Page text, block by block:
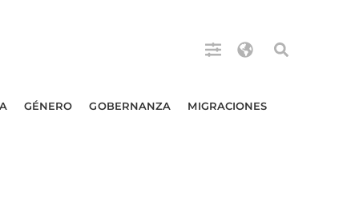
GÉNERO GOBERNANZA MIGRACIONES